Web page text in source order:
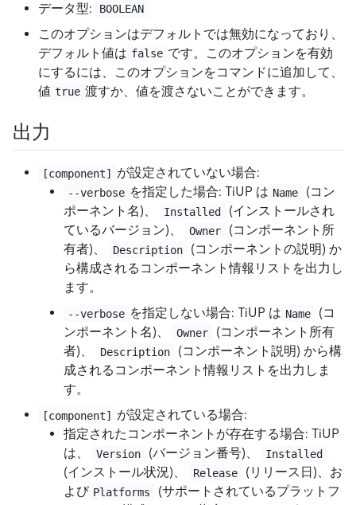
データ型:
BOOLEAN
このオプションはデフォルトでは無効になっており、
デフォルト値は false です。このオプションを有効
にするには、このオプションをコマンドに追加して、
値 true 渡すか、値を渡さないことができます。
出力
[component] が設定されていない場合:
--verbose を指定した場合: TiUP は Name
(コン
ポーネント名)、
Installed
(インストールされ
ているバージョン)、
Owner
(コンポーネント所
有者)、
Description
(コンポーネントの説明) か
ら構成されるコンポーネント情報リストを出力し
ます。
--verbose を指定しない場合: TiUP は Name
(コ
ンポーネント名)、
Owner
(コンポーネント所有
者)、
Description
(コンポーネント説明) から構
成されるコンポーネント情報リストを出力しま
す。
[component] が設定されている場合:
指定されたコンポーネントが存在する場合: TiUP
は、
Version (バージョン番号)、 Installed
(インストール状況)、 Release
(リリース日)、お
よび Platforms
(サポートされているプラ​​ットフ